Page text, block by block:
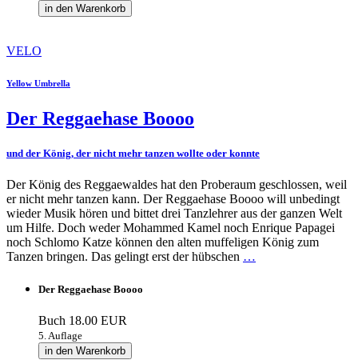
in den Warenkorb
VELO
Yellow Umbrella
Der Reggaehase Boooo
und der König, der nicht mehr tanzen wollte oder konnte
Der König des Reggaewaldes hat den Proberaum geschlossen, weil
er nicht mehr tanzen kann. Der Reggaehase Boooo will unbedingt
wieder Musik hören und bittet drei Tanzlehrer aus der ganzen Welt
um Hilfe. Doch weder Mohammed Kamel noch Enrique Papagei
noch Schlomo Katze können den alten muffeligen König zum
Tanzen bringen. Das gelingt erst der hübschen …
Der Reggaehase Boooo
Buch 18.00 EUR
5. Auflage
in den Warenkorb